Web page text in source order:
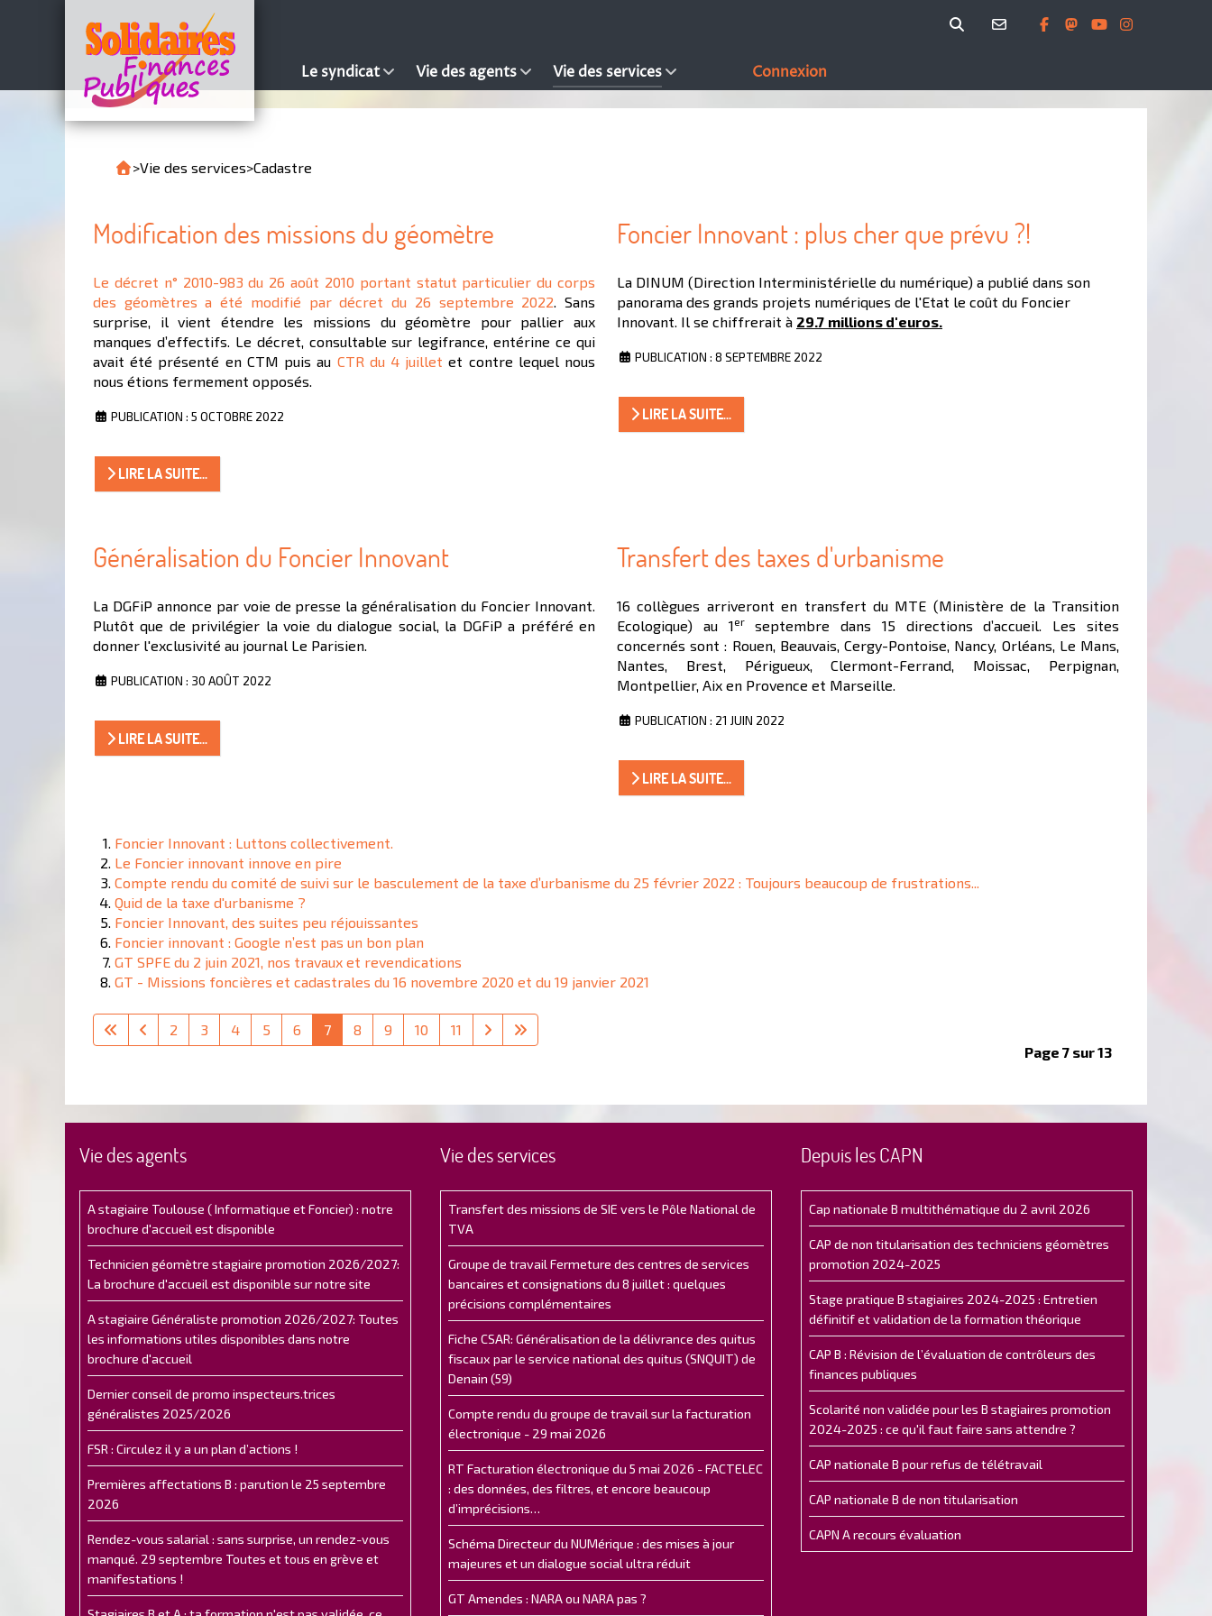
Le syndicat Vie des agents Vie des services Connexion
>Vie des services>Cadastre
Modification des missions du géomètre
Le décret n° 2010-983 du 26 août 2010 portant statut particulier du corps
des géomètres a été modifié par décret du 26 septembre 2022. Sans
surprise, il vient étendre les missions du géomètre pour pallier aux
manques d’effectifs. Le décret, consultable sur legifrance, entérine ce qui
avait été présenté en CTM puis au CTR du 4 juillet et contre lequel nous
nous étions fermement opposés.
PUBLICATION : 5 OCTOBRE 2022
LIRE LA SUITE...
Foncier Innovant : plus cher que prévu ?!
La DINUM (Direction Interministérielle du numérique) a publié dans son
panorama des grands projets numériques de l'Etat le coût du Foncier
Innovant. Il se chiffrerait à 29.7 millions d'euros.
PUBLICATION : 8 SEPTEMBRE 2022
LIRE LA SUITE...
Généralisation du Foncier Innovant
La DGFiP annonce par voie de presse la généralisation du Foncier Innovant.
Plutôt que de privilégier la voie du dialogue social, la DGFiP a préféré en
donner l'exclusivité au journal Le Parisien.
PUBLICATION : 30 AOÛT 2022
LIRE LA SUITE...
Transfert des taxes d'urbanisme
16 collègues arriveront en transfert du MTE (Ministère de la Transition
Ecologique) au 1erseptembre dans 15 directions d’accueil. Les sites
concernés sont : Rouen, Beauvais, Cergy-Pontoise, Nancy, Orléans, Le Mans,
Nantes, Brest, Périgueux, Clermont-Ferrand, Moissac, Perpignan,
Montpellier, Aix en Provence et Marseille.
PUBLICATION : 21 JUIN 2022
LIRE LA SUITE...
Foncier Innovant : Luttons collectivement.
Le Foncier innovant innove en pire
Compte rendu du comité de suivi sur le basculement de la taxe d’urbanisme du 25 février 2022 : Toujours beaucoup de frustrations...
Quid de la taxe d'urbanisme ?
Foncier Innovant, des suites peu réjouissantes
Foncier innovant : Google n’est pas un bon plan
GT SPFE du 2 juin 2021, nos travaux et revendications
GT - Missions foncières et cadastrales du 16 novembre 2020 et du 19 janvier 2021
Page 7 sur 13
2 3 4 5 6 7 8 9 10 11
Vie des agents
A stagiaire Toulouse ( Informatique et Foncier) : notre
brochure d'accueil est disponible
Technicien géomètre stagiaire promotion 2026/2027:
La brochure d'accueil est disponible sur notre site
A stagiaire Généraliste promotion 2026/2027: Toutes
les informations utiles disponibles dans notre
brochure d'accueil
Dernier conseil de promo inspecteurs.trices
généralistes 2025/2026
FSR : Circulez il y a un plan d’actions !
Premières affectations B : parution le 25 septembre
2026
Rendez-vous salarial : sans surprise, un rendez-vous
manqué. 29 septembre Toutes et tous en grève et
manifestations !
Vie des services
Transfert des missions de SIE vers le Pôle National de
TVA
Groupe de travail Fermeture des centres de services
bancaires et consignations du 8 juillet : quelques
précisions complémentaires
Fiche CSAR: Généralisation de la délivrance des quitus
fiscaux par le service national des quitus (SNQUIT) de
Denain (59)
Compte rendu du groupe de travail sur la facturation
électronique - 29 mai 2026
RT Facturation électronique du 5 mai 2026 - FACTELEC
: des données, des filtres, et encore beaucoup
d’imprécisions…
Schéma Directeur du NUMérique : des mises à jour
majeures et un dialogue social ultra réduit
GT Amendes : NARA ou NARA pas ?
Depuis les CAPN
Cap nationale B multithématique du 2 avril 2026
CAP de non titularisation des techniciens géomètres
promotion 2024-2025
Stage pratique B stagiaires 2024-2025 : Entretien
définitif et validation de la formation théorique
CAP B : Révision de l’évaluation de contrôleurs des
finances publiques
Scolarité non validée pour les B stagiaires promotion
2024-2025 : ce qu'il faut faire sans attendre ?
CAP nationale B pour refus de télétravail
CAP nationale B de non titularisation
CAPN A recours évaluation